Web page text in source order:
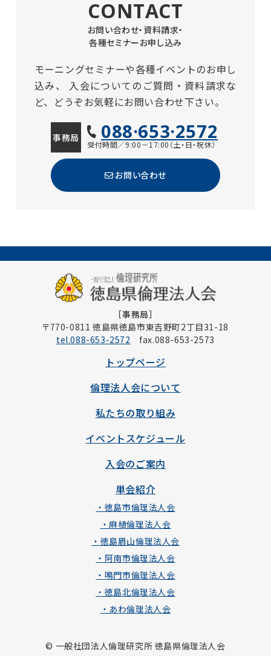
CONTACT
お問い合わせ・資料請求・
各種セミナーお申し込み
モーニングセミナーや各種イベントのお申し
込み、
入会についてのご質問・資料請求な
ど、どうぞお気軽にお問い合わせ下さい。
事務局 088·653·2572
受付時間／9:00－17:00（土・日・祝休）
お問い合わせ
［事務局］
〒770-0811 徳島県徳島市東吉野町2丁目31-18
tel.088-653-2572 fax.088-653-2573
トップページ
倫理法人会について
私たちの取り組み
イベントスケジュール
入会のご案内
単会紹介
・徳島市倫理法人会
・麻植倫理法人会
・徳島眉山倫理法人会
・阿南市倫理法人会
・鳴門市倫理法人会
・徳島北倫理法人会
・あわ倫理法人会
© 一般社団法人倫理研究所 徳島県倫理法人会